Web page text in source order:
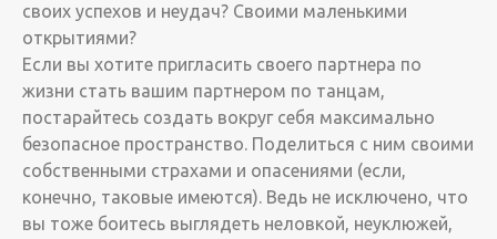
своих успехов и неудач? Своими маленькими
открытиями?
Если вы хотите пригласить своего партнера по
жизни стать вашим партнером по танцам,
постарайтесь создать вокруг себя максимально
безопасное пространство. Поделиться с ним своими
собственными страхами и опасениями (если,
конечно, таковые имеются). Ведь не исключено, что
вы тоже боитесь выглядеть неловкой, неуклюжей,